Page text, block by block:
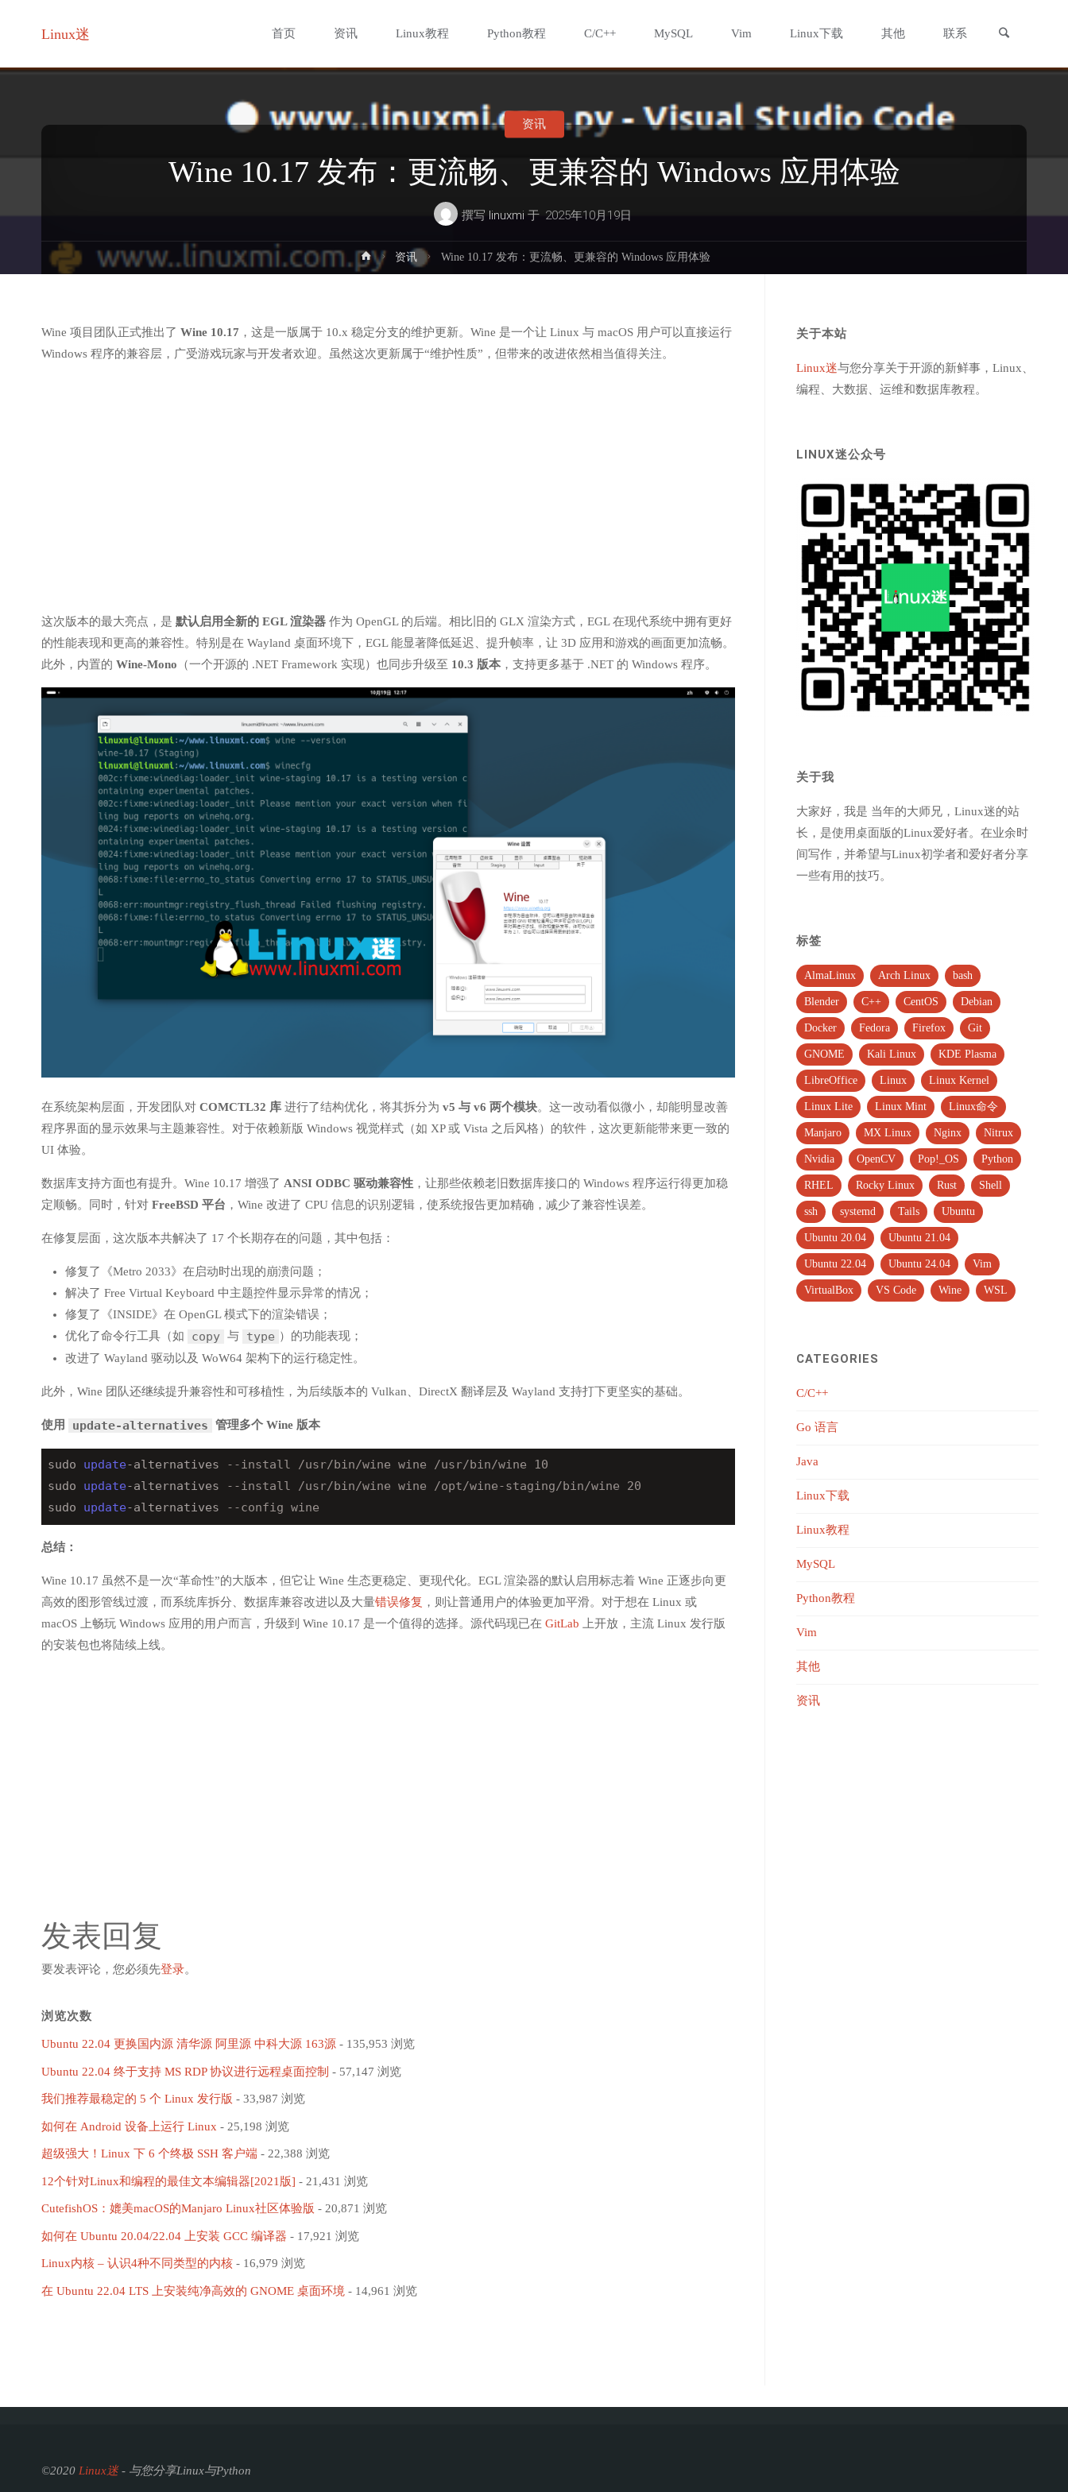
Linux迷
容
首页 资讯 Linux教程 Python教程 C/C++ MySQL Vim Linux下载 其他 联系
Wine 10.17 发布：更流畅、更兼容的 Windows 应用体验
撰写 linuxmi 于 2025年10月19日
资讯
首
页
资讯 Wine 10.17 发布：更流畅、更兼容的 Windows 应用体验
Wine 项目团队正式推出了 Wine 10.17 ，这是一版属于 10.x 稳定分支的维护更新。Wine 是一个让 Linux 与 macOS 用户可以直接运行
Windows 程序的兼容层，广受游戏玩家与开发者欢迎。虽然这次更新属于“维护性质”，但带来的改进依然相当值得关注。
这次版本的最大亮点，是 默认启用全新的 EGL 渲染器 作为 OpenGL 的后端。相比旧的 GLX 渲染方式，EGL 在现代系统中拥有更好
的性能表现和更高的兼容性。特别是在 Wayland 桌面环境下，EGL 能显著降低延迟、提升帧率，让 3D 应用和游戏的画面更加流畅。
此外，内置的 Wine-Mono （一个开源的 .NET Framework 实现）也同步升级至 10.3 版本 ，支持更多基于 .NET 的 Windows 程序。
在系统架构层面，开发团队对 COMCTL32 库 进行了结构优化，将其拆分为 v5 与 v6 两个模块。这一改动看似微小，却能明显改善
程序界面的显示效果与主题兼容性。对于依赖新版 Windows 视觉样式（如 XP 或 Vista 之后风格）的软件，这次更新能带来更一致的
UI 体验。
数据库支持方面也有提升。Wine 10.17 增强了 ANSI ODBC 驱动兼容性 ，让那些依赖老旧数据库接口的 Windows 程序运行得更加稳
定顺畅。同时，针对 FreeBSD 平台 ，Wine 改进了 CPU 信息的识别逻辑，使系统报告更加精确，减少了兼容性误差。
在修复层面，这次版本共解决了 17 个长期存在的问题，其中包括：
修复了《Metro 2033》在启动时出现的崩溃问题；
解决了 Free Virtual Keyboard 中主题控件显示异常的情况；
修复了《INSIDE》在 OpenGL 模式下的渲染错误；
优化了命令行工具（如
copy 与 type ）的功能表现；
改进了 Wayland 驱动以及 WoW64 架构下的运行稳定性。
此外，Wine 团队还继续提升兼容性和可移植性，为后续版本的 Vulkan、DirectX 翻译层及 Wayland 支持打下更坚实的基础。
使用 update-alternatives 管理多个 Wine 版本
sudo update-alternatives
--install /usr/bin/wine wine /usr/bin/wine 10
sudo update-alternatives
--install /usr/bin/wine wine /opt/wine-staging/bin/wine 20
sudo update-alternatives --config wine
总结：
Wine 10.17 虽然不是一次“革命性”的大版本，但它让 Wine 生态更稳定、更现代化。EGL 渲染器的默认启用标志着 Wine 正逐步向更
高效的图形管线过渡，而系统库拆分、数据库兼容改进以及大量错误修复 ，则让普通用户的体验更加平滑。对于想在 Linux 或
macOS 上畅玩 Windows 应用的用户而言，升级到 Wine 10.17 是一个值得的选择。源代码现已在 GitLab 上开放，主流 Linux 发行版
的安装包也将陆续上线。
发表回复
要发表评论，您必须先登录。
浏览次数
Ubuntu 22.04 更换国内源 清华源 阿里源 中科大源 163源 - 135,953 浏览
Ubuntu 22.04 终于支持 MS RDP 协议进行远程桌面控制 - 57,147 浏览
我们推荐最稳定的 5 个 Linux 发行版 - 33,987 浏览
如何在 Android 设备上运行 Linux - 25,198 浏览
超级强大！Linux 下 6 个终极 SSH 客户端 - 22,388 浏览
12个针对Linux和编程的最佳文本编辑器[2021版] - 21,431 浏览
CutefishOS：媲美macOS的Manjaro Linux社区体验版 - 20,871 浏览
如何在 Ubuntu 20.04/22.04 上安装 GCC 编译器 - 17,921 浏览
Linux内核 – 认识4种不同类型的内核 - 16,979 浏览
在 Ubuntu 22.04 LTS 上安装纯净高效的 GNOME 桌面环境 - 14,961 浏览
关于本站
Linux迷与您分享关于开源的新鲜事，Linux、
编程、大数据、运维和数据库教程。
LINUX迷公众号
关于我
大家好，我是 当年的大师兄，Linux迷的站
长，是使用桌面版的Linux爱好者。在业余时
间写作，并希望与Linux初学者和爱好者分享
一些有用的技巧。
标签
AlmaLinux Arch Linux bash
Blender C++ CentOS Debian
Docker Fedora Firefox Git
GNOME Kali Linux KDE Plasma
LibreOffice Linux Linux Kernel
Linux Lite Linux Mint Linux命令
Manjaro MX Linux Nginx Nitrux
Nvidia OpenCV Pop!_OS Python
RHEL Rocky Linux Rust Shell
ssh systemd Tails Ubuntu
Ubuntu 20.04 Ubuntu 21.04
Ubuntu 22.04 Ubuntu 24.04 Vim
VirtualBox VS Code Wine WSL
CATEGORIES
C/C++
Go 语言
Java
Linux下载
Linux教程
MySQL
Python教程
Vim
其他
资讯
©2020 Linux迷- 与您分享Linux与Python